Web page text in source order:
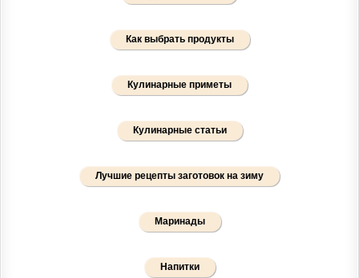
Как выбрать продукты
Кулинарные приметы
Кулинарные статьи
Лучшие рецепты заготовок на зиму
Маринады
Напитки